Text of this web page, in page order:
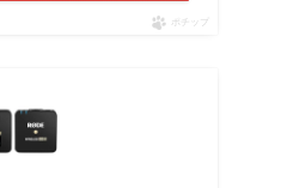
ポチップ